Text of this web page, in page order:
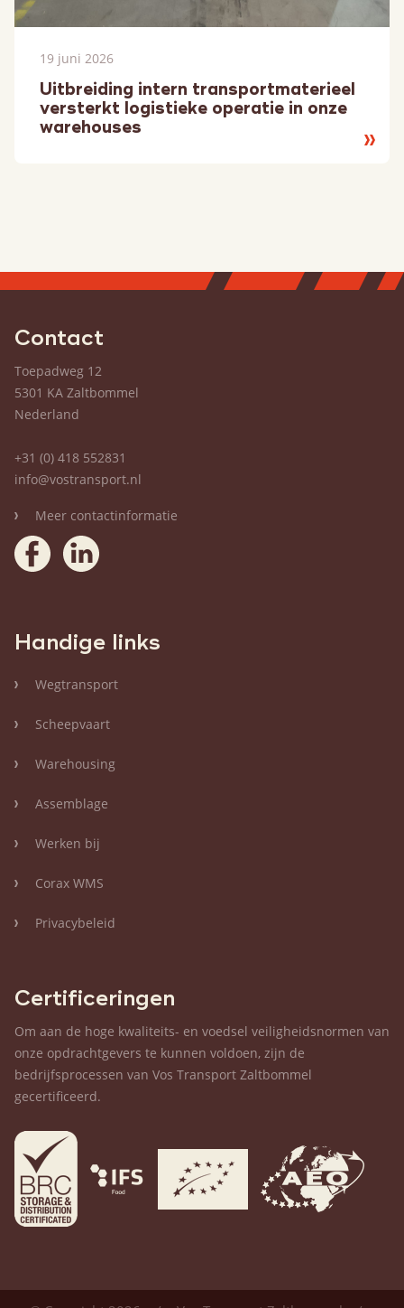
19 juni 2026
Uitbreiding intern transportmaterieel
versterkt logistieke operatie in onze
warehouses
Lees
Contact
Toepadweg 12
5301 KA Zaltbommel
Nederland
+31 (0) 418 552831
info@vostransport.nl
Meer contactinformatie
Handige links
Wegtransport
Scheepvaart
Warehousing
Assemblage
Werken bij
Corax WMS
Privacybeleid
Certificeringen
Om aan de hoge kwaliteits- en voedsel veiligheidsnormen van
onze opdrachtgevers te kunnen voldoen, zijn de
bedrijfsprocessen van Vos Transport Zaltbommel
gecertificeerd.